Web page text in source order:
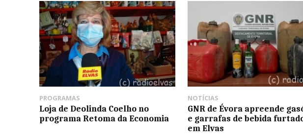
PROGRAMAS
Loja de Deolinda Coelho no
programa Retoma da Economia
NOTÍCIAS
GNR de Évora apreende
e garrafas de bebida
em Elvas